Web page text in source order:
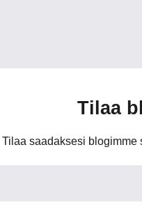
Tilaa
Tilaa saadaksesi blogimme